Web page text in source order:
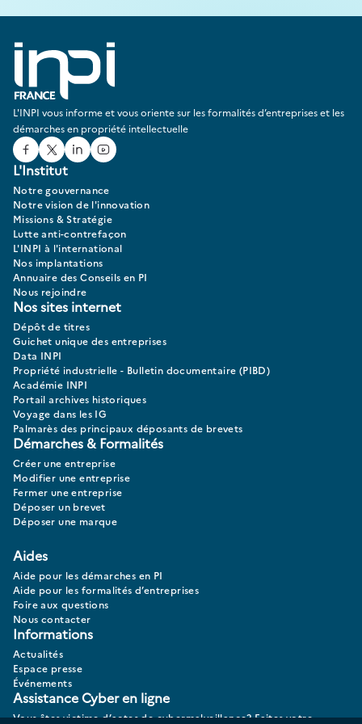
L'INPI vous informe et vous oriente sur les formalités d’entreprises et les
démarches en propriété intellectuelle
Facebook
TwitterLinked In
Youtube
L'Institut
Notre gouvernance
Notre vision de l'innovation
Missions & Stratégie
Lutte anti-contrefaçon
L'INPI à l'international
Nos implantations
Annuaire des Conseils en PI
Nous rejoindre
Nos sites internet
Dépôt de titres
Guichet unique des entreprises
Data INPI
Propriété industrielle - Bulletin documentaire (PIBD)
Académie INPI
Portail archives historiques
Voyage dans les IG
Palmarès des principaux déposants de brevets
Démarches & Formalités
Créer une entreprise
Modifier une entreprise
Fermer une entreprise
Déposer un brevet
Déposer une marque
Aides
Aide pour les démarches en PI
Aide pour les formalités d’entreprises
Foire aux questions
Nous contacter
Informations
Actualités
Espace presse
Événements
Assistance Cyber en ligne
Vous êtes victime d’actes de cybermalveillance? Faites votre